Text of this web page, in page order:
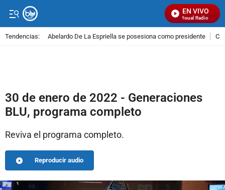
EN VIVO
Señal Visual Radio
Tendencias: Abelardo De La Espriella se posesiona como presidente
30 de enero de 2022 - Generaciones
BLU, programa completo
Reviva el programa completo.
Reproducir audio